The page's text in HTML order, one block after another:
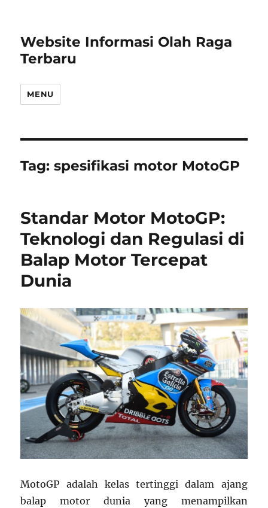
Website Informasi Olah Raga
Terbaru
MENU
Tag:spesifikasi motor MotoGP
Standar Motor MotoGP:
Teknologi dan Regulasi di
Balap Motor Tercepat
Dunia
MotoGP adalah kelas tertinggi dalam ajang
balap motor dunia yang menampilkan